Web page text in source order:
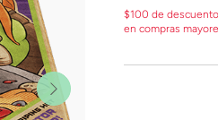
$100 de
en compras